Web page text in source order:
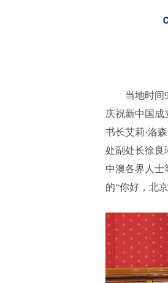
当地时间
庆祝新中国成
书长艾莉·洛
处副处长徐良
中澳各界人士
的“你好，北